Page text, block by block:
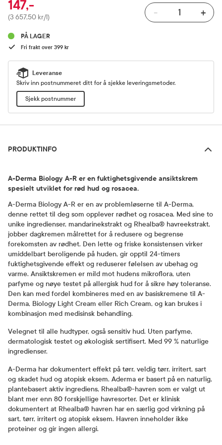
Pris
147,-
(3 657,50 kr/l) - +
PÅ LAGER
Fri frakt over 399 kr
Leveranse
Skriv inn postnummeret ditt for å sjekke leveringsmetoder.
Sjekk postnummer
PRODUKTINFO
A-Derma Biology A-R er en fuktighetsgivende ansiktskrem
spesielt utviklet for rød hud og rosacea.
A-Derma Biology A-R er en av problemløserne til A-Derma,
denne rettet til deg som opplever rødhet og rosacea. Med sine to
unike ingredienser, mandarinekstrakt og Rhealba® havreekstrakt,
jobber dagkremen målrettet for å redusere og begrense
forekomsten av rødhet. Den lette og friske konsistensen virker
umiddelbart beroligende på huden, gir opptil 24-timers
fuktighetsgivende effekt og reduserer følelsen av ubehag og
varme. Ansiktskremen er mild mot hudens mikroflora, uten
parfyme og nøye testet på allergisk hud for å sikre høy toleranse.
Den kan med fordel kombineres med en av basiskremene til A-
Derma, Biology Light Cream eller Rich Cream, og kan brukes i
kombinasjon med medisinsk behandling.
Velegnet til alle hudtyper, også sensitiv hud. Uten parfyme,
dermatologisk testet og økologisk sertifisert. Med 99 % naturlige
ingredienser.
A-Derma har dokumentert effekt på tørr, veldig tørr, irritert, sart
og skadet hud og atopisk eksem. Aderma er basert på en naturlig,
plantebasert aktiv ingrediens, Rhealba®-havren som er valgt ut
blant mer enn 80 forskjellige havresorter. Det er klinisk
dokumentert at Rhealba® havren har en særlig god virkning på
sart, tørr, irritert og atopisk eksem. Havren inneholder ikke
proteiner og gir ingen allergi.